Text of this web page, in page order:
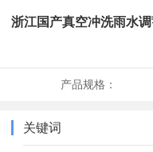
浙江国产真空冲洗雨水
产品规格：
关键词